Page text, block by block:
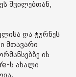
შვილებთან,
და ტურნეს
მთავარი
ის
ს ახალი